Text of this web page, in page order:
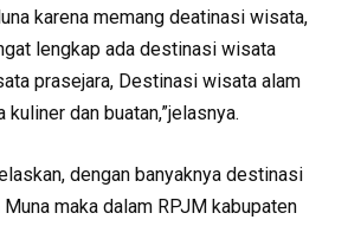
karena memang deatinasi wisata,
lengkap ada destinasi wisata
prasejara, Destinasi wisata alam
dan buatan,”jelasnya.
dengan banyaknya destinasi
maka dalam RPJM kabupaten